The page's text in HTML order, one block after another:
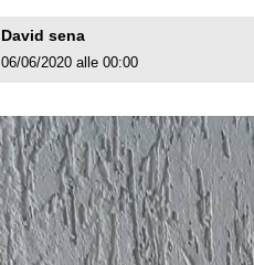
David sena
06/06/2020 alle 00:00